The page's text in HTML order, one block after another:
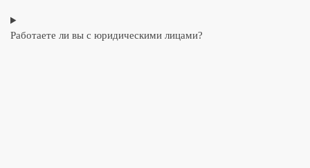
Работаете ли вы с юридическими лицами?